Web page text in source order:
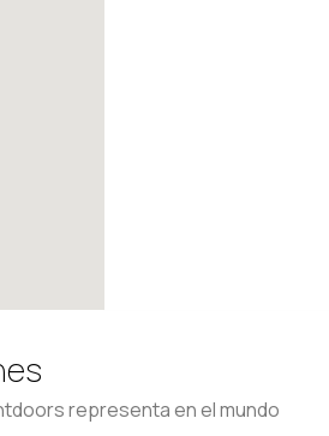
representa en el mundo